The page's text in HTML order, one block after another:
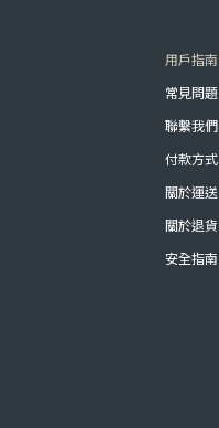
用戶指南
常見問題
聯繫我們
付款方式
關於運送
關於退貨
安全指南